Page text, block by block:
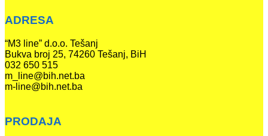
ADRESA
“M3 line” d.o.o. Tešanj
Bukva broj 25, 74260 Tešanj, BiH
032 650 515
m_line@bih.net.ba
m-line@bih.net.ba
PRODAJA